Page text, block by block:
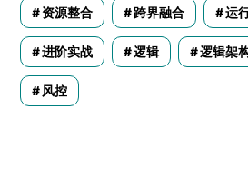
资源整合 跨界融合 运
进阶实战 逻辑 逻辑架
风控